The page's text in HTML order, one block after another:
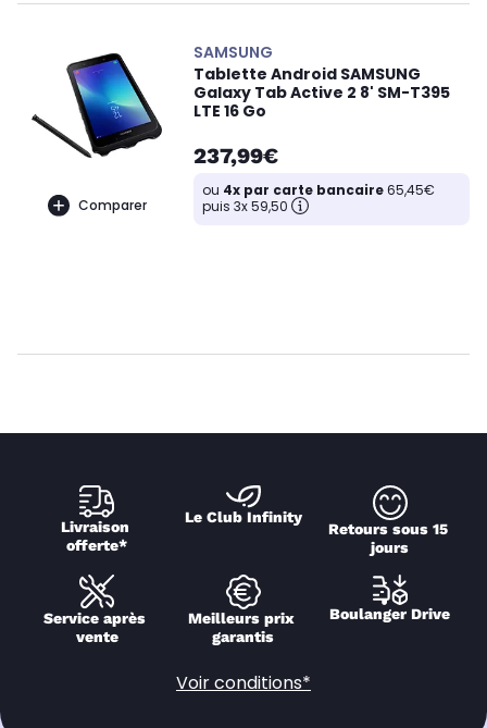
Comparer
SAMSUNG
Tablette Android SAMSUNG
Galaxy Tab Active 2 8' SM-T395
LTE 16 Go
237,99€
ou 4x par carte bancaire65,45€
puis 3x 59,50
Livraison
offerte*
Le Club Infinity
Retours sous 15
jours
Service après
vente
Meilleurs prix
garantis
Boulanger Drive
Voir conditions*